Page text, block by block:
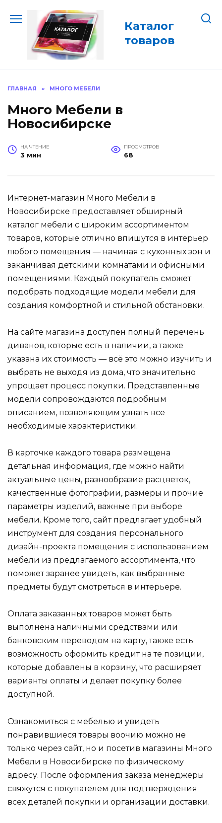
содержанию
Каталог
товаров
ГЛАВНАЯ » МНОГО МЕБЕЛИ
Много Мебели в
Новосибирске
НА ЧТЕНИЕ
3 мин
ПРОСМОТРОВ
68
Интернет-магазин Много Мебели в
Новосибирске предоставляет обширный
каталог мебели с широким ассортиментом
товаров, которые отлично впишутся в интерьер
любого помещения — начиная с кухонных зон и
заканчивая детскими комнатами и офисными
помещениями. Каждый покупатель сможет
подобрать подходящие модели мебели для
создания комфортной и стильной обстановки.
На сайте магазина доступен полный перечень
диванов, которые есть в наличии, а также
указана их стоимость — всё это можно изучить и
выбрать не выходя из дома, что значительно
упрощает процесс покупки. Представленные
модели сопровождаются подробным
описанием, позволяющим узнать все
необходимые характеристики.
В карточке каждого товара размещена
детальная информация, где можно найти
актуальные цены, разнообразие расцветок,
качественные фотографии, размеры и прочие
параметры изделий, важные при выборе
мебели. Кроме того, сайт предлагает удобный
инструмент для создания персонального
дизайн-проекта помещения с использованием
мебели из предлагаемого ассортимента, что
поможет заранее увидеть, как выбранные
предметы будут смотреться в интерьере.
Оплата заказанных товаров может быть
выполнена наличными средствами или
банковским переводом на карту, также есть
возможность оформить кредит на те позиции,
которые добавлены в корзину, что расширяет
варианты оплаты и делает покупку более
доступной.
Ознакомиться с мебелью и увидеть
понравившиеся товары воочию можно не
только через сайт, но и посетив магазины Много
Мебели в Новосибирске по физическому
адресу. После оформления заказа менеджеры
свяжутся с покупателем для подтверждения
всех деталей покупки и организации доставки.